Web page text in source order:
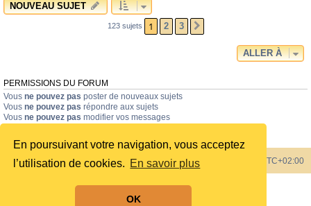
En poursuivant votre navigation, vous acceptez
l’utilisation de cookies. En savoir plus
OK
NOUVEAU SUJET
123 sujets 1 2 3
ALLER À
PERMISSIONS DU FORUM
Vous ne pouvez pas poster de nouveaux sujets
Vous ne pouvez pas répondre aux sujets
Vous ne pouvez pas modifier vos messages
Vous
ne pouvez pas joindre des fichiers
Index du forum Heures au format UTC+02:00
Développé parphpBB® Forum Software © phpBB Limited
Style by